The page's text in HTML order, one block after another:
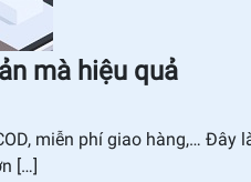
mà hiệu quả
miễn phí giao hàng,… Đây
[…]